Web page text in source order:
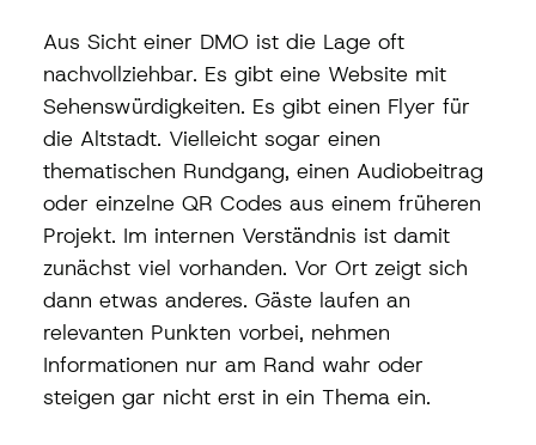
Aus Sicht einer DMO ist die Lage oft
nachvollziehbar. Es gibt eine Website mit
Sehenswürdigkeiten. Es gibt einen Flyer für
die Altstadt. Vielleicht sogar einen
thematischen Rundgang, einen Audiobeitrag
oder einzelne QR Codes aus einem früheren
Projekt. Im internen Verständnis ist damit
zunächst viel vorhanden. Vor Ort zeigt sich
dann etwas anderes. Gäste laufen an
relevanten Punkten vorbei, nehmen
Informationen nur am Rand wahr oder
steigen gar nicht erst in ein Thema ein.